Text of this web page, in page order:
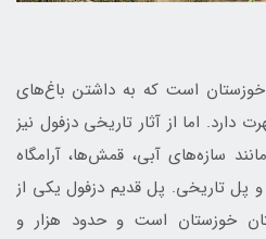
است که به داشتن باغ‌های
دارد. اما از آثار تاریخی دزفول نیز
سازه‌های آبی، قمش‌ها، آرامگاه
پل تاریخی. پل قدیم دزفول یکی از
خوزستان است و حدود هزار و